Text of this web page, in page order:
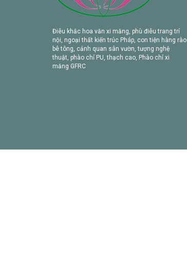
Điêu khắc hoa văn xi măng, phù điêu trang trí
nội, ngoại thất kiến trúc Pháp, con tiện hàng rào
bê tông, cảnh quan sân vườn, tượng nghệ
thuật, phào chỉ PU, thạch cao, Phào chỉ xi
măng GFRC